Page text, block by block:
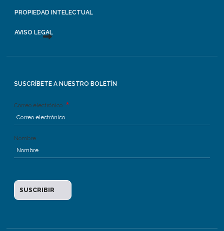
PROPIEDAD INTELECTUAL
AVISO LEGAL
SUSCRÍBETE A NUESTRO BOLETÍN
Correo electrónico
Nombre